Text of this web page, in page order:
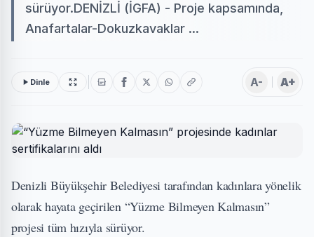
sürüyor.DENİZLİ (İGFA) - Proje kapsamında,
Anafartalar-Dokuzkavaklar ...
Dinle A- A+
Denizli Büyükşehir Belediyesi tarafından kadınlara yönelik
olarak hayata geçirilen “Yüzme Bilmeyen Kalmasın”
projesi tüm hızıyla sürüyor.